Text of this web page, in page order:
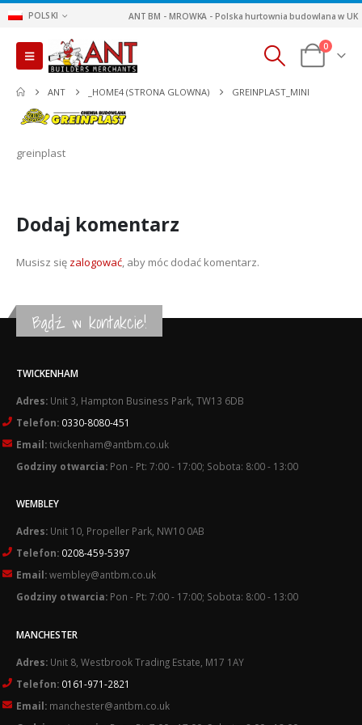
POLSKI ANT BM - MROWKA - Polska hurtownia budowlana w UK
0
ANT _HOME4 (STRONA GLOWNA) GREINPLAST_MINI
greinplast
Dodaj komentarz
Musisz się zalogować, aby móc dodać komentarz.
Bądź w kontakcie!
TWICKENHAM
Adres: Unit 3, Hampton Business Park, TW13 6DB
Telefon: 0330-8080-451
Email:twickenham@antbm.co.uk
Godziny otwarcia: Pon - Pt: 7:00 - 17:00; Sobota: 8:00 - 13:00
WEMBLEY
Adres: Unit 10, Propeller Park, NW10 0AB
Telefon: 0208-459-5397
Email:wembley@antbm.co.uk
Godziny otwarcia: Pon - Pt: 7:00 - 17:00; Sobota: 8:00 - 13:00
MANCHESTER
Adres: Unit 8, Westbrook Trading Estate, M17 1AY
Telefon: 0161-971-2821
Email: manchester@antbm.co.uk